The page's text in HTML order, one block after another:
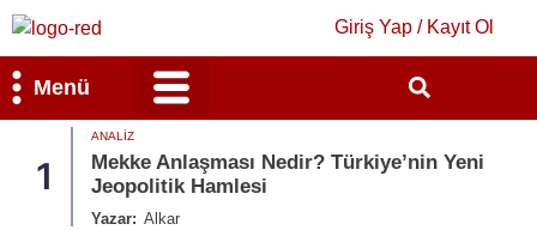
Giriş Yap / Kayıt Ol
Menü
1
ANALIZ
Mekke Anlaşması Nedir? Türkiye’nin Yeni
Jeopolitik Hamlesi
Yazar: Alkar